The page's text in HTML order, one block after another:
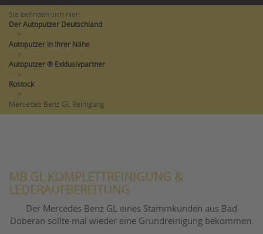
Sie befinden sich hier:
Der Autoputzer Deutschland
>
Autoputzer in Ihrer Nähe
>
Autoputzer ® Exklusivpartner
>
Rostock
>
Mercedes Benz GL Reinigung
MB GL KOMPLETTREINIGUNG &
LEDERAUFBEREITUNG
Der Mercedes Benz GL eines Stammkunden aus Bad
Doberan sollte mal wieder eine Grundreinigung bekommen.